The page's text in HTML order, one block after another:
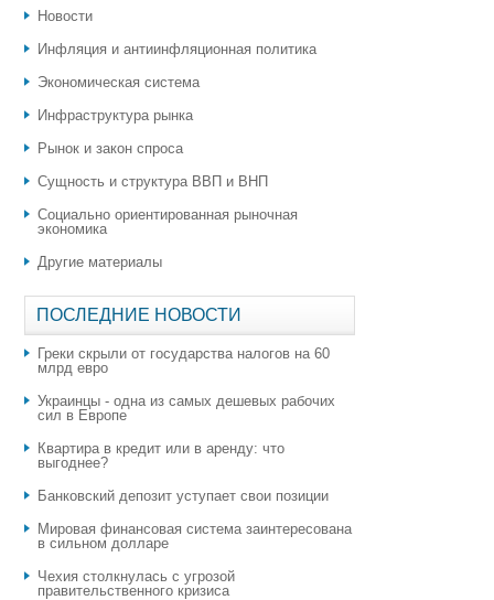
Новости
Инфляция и антиинфляционная политика
Экономическая система
Инфраструктура рынка
Рынок и закон спроса
Сущность и структура ВВП и ВНП
Социально ориентированная рыночная
экономика
Другие материалы
ПОСЛЕДНИЕ НОВОСТИ
Греки скрыли от государства налогов на 60
млрд евро
Украинцы - одна из самых дешевых рабочих
сил в Европе
Квартира в кредит или в аренду: что
выгоднее?
​Банковский депозит уступает свои позиции
Мировая финансовая система заинтересована
в сильном долларе
Чехия столкнулась с угрозой
правительственного кризиса